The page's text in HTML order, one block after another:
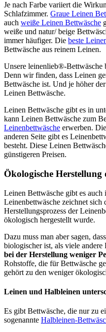
Je nach Farbe variiert die
Schlafzimmer. Graue Leinen
auch weiße Leinen Bettwäsche
weiße und natur/ beige
immer häufiger. Die beste
Bettwäsche aus reinem Leinen.
Unsere leinenlieb®-Bettwäsche
Denn wir finden, dass Leinen
Bettwäsche ist. Und je höher
Leinen Bettwäsche.
Leinen Bettwäsche gibt es in
kann Leinen Bettwäsche zum
Leinenbettwäsche erwerben.
anderen Seite gibt es
besteht. Diese Leinen
günstigeren Preisen.
Ökologische Herstellung
Leinen Bettwäsche gibt es
Leinenbettwäsche zeichnet sich
Herstellungsprozess der
ökologisch hergestellt wurde.
Dazu muss man aber sagen,
biologischer ist, als viele andere
bei der Herstellung weniger
Rohstoffe, die für Bettwäsche
gehört zu den weniger
Leinen und Halbleinen
Es gibt Bettwäsche, die nur zu
sogenannte Halbleinen-